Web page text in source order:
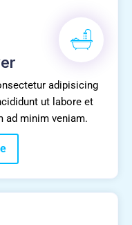
adipisicing
ut labore et
ad minim veniam.